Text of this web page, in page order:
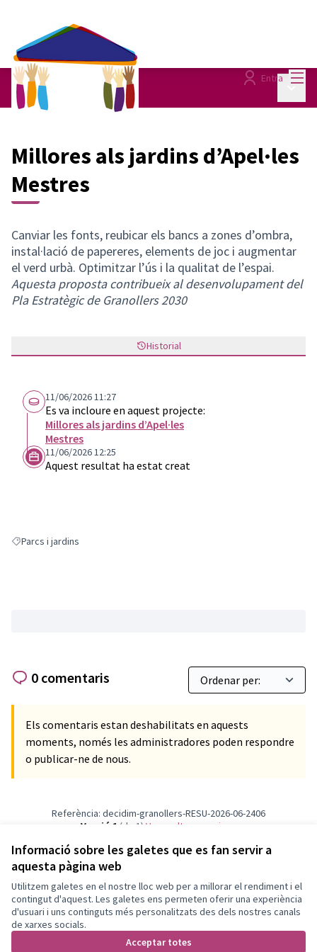
Informació sobre les galetes que es fan servir a
aquesta pàgina web
Utilitzem galetes en el nostre lloc web per a millorar el rendiment i el
contingut d'aquest. Les galetes ens permeten oferir una experiència
d'usuari i uns continguts més personalitzats des dels nostres canals
de xarxes socials.
Acceptar totes
Entra
Seguiment
Millores als jardins d’Apel·les
Mestres
Canviar les fonts, reubicar els bancs a zones d’ombra,
instal·lació de papereres, elements de joc i augmentar
el verd urbà. Optimitzar l’ús i la qualitat de l’espai.
Aquesta proposta contribueix al desenvolupament del
Pla Estratègic de Granollers 2030
Historial
11/06/2026 11:27
Es va incloure en aquest projecte:
Millores als jardins d’Apel·les
Mestres
11/06/2026 12:25
Aquest resultat ha estat creat
Resultats en filtrar per: Parcs i jardins
Parcs i jardins
0 comentaris
Els comentaris estan deshabilitats en aquests
moments, només les administradores poden respondre
o publicar-ne de nous.
Referència: decidim-granollers-RESU-2026-06-2406
Versió 1 (de 1) veure altres versions
Termes i condicions d'ús
Configuració de les galetes
Granollers Participa a X
(Enllaç extern)
Granollers Participa a Facebook
(Enllaç extern)
Granollers Participa a Instagram
(Enllaç extern)
Granollers Participa a YouTube
(Enllaç extern)
Triar la llenguaElegir el idioma